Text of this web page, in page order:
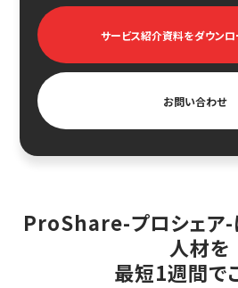
サービス紹介資料をダウンロ
お問い合わせ
ProShare-プロシェア
人材を
最短1週間で